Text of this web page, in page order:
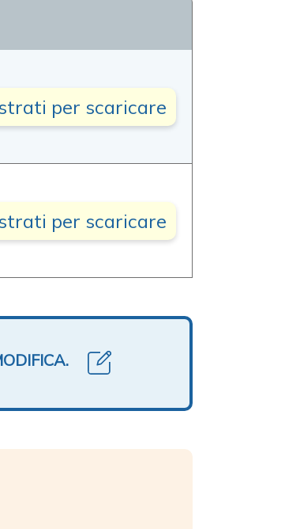
per scaricare
per scaricare